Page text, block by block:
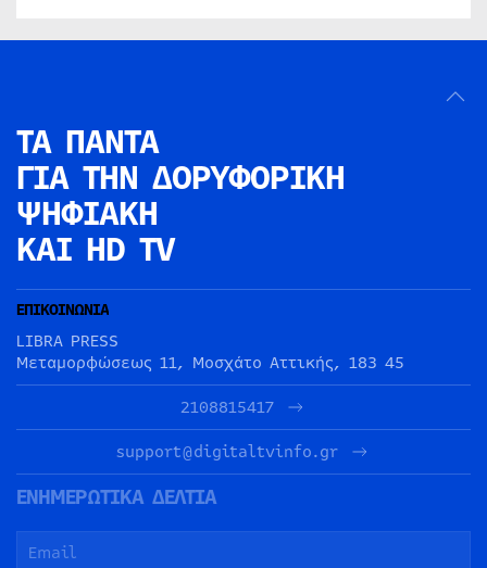
ΤΑ ΠΑΝΤΑ
ΓΙΑ ΤΗΝ ΔΟΡΥΦΟΡΙΚΗ
ΨΗΦΙΑΚΗ
ΚΑΙ HD TV
ΕΠΙΚΟΙΝΩΝΙΑ
LIBRA PRESS
Μεταμορφώσεως 11, Μοσχάτο Αττικής, 183 45
2108815417
support@digitaltvinfo.gr
ΕΝΗΜΕΡΩΤΙΚΑ ΔΕΛΤΙΑ